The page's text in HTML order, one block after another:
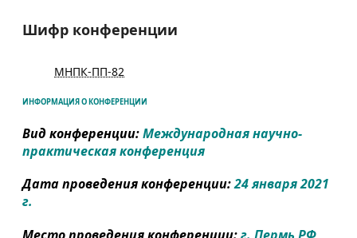
Шифр конференции
МНПК-ПП-82
ИНФОРМАЦИЯ О КОНФЕРЕНЦИИ
Вид конференции:Международная научно-
практическая конференция
Дата проведения конференции:24 января 2021
г.